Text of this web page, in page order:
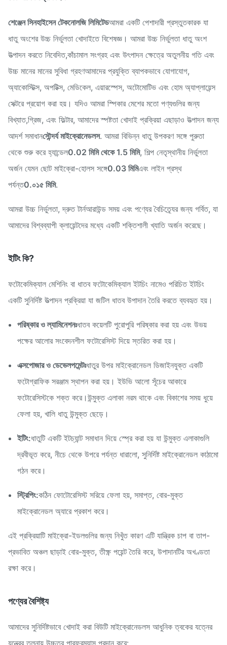
শেঞ্জেন সিনহাইসেন টেকনোলজি লিমিটেডআমরা একটি পেশাদারী প্রস্তুতকারক যা
ধাতু অংশের উচ্চ নির্ভুলতা খোদাইতে বিশেষজ্ঞ। আমরা উচ্চ নির্ভুলতা ধাতু অংশ
উত্পাদন করতে নিবেদিত,কাঁচামাল সংগ্রহ এবং উৎপাদন ক্ষেত্রে অতুলনীয় গতি এবং
উচ্চ মানের মানের সুবিধা গ্রহণআমাদের প্রযুক্তি ব্যাপকভাবে যোগাযোগ,
অ্যাকোস্টিক্স, অপটিক্স, মেডিকেল, এয়ারস্পেস, অটোমোটিভ এবং হোম অ্যাপ্লায়েন্স
সেক্টরে প্রয়োগ করা হয়। যদিও আমরা স্পিকার মেশের মতো পণ্যগুলির জন্য
বিখ্যাত,গ্রিজ, এবং ফিল্টার, আমাদের স্পষ্টতা খোদাই প্রক্রিয়া এছাড়াও উত্পাদন জন্য
আদর্শ সমাধানসৌন্দর্য মাইক্রোনেডলস. আমরা বিভিন্ন ধাতু উপকরণ সঙ্গে পুরুতা
থেকে শুরু করে হ্যান্ডেল0.02 মিমি থেকে 1.5 মিমি, শিল্প নেতৃস্থানীয় নির্ভুলতা
অর্জন যেমন ছোট মাইক্রো-হোলস সঙ্গে0.03 মিমিএবং লাইন প্রস্থ
পর্যন্ত0.০১৫ মিমি.
আমরা উচ্চ নির্ভুলতা, দ্রুত টার্নআরাউন্ড সময় এবং পণ্যের বৈচিত্র্যের জন্য গর্বিত, যা
আমাদের বিশ্বব্যাপী ক্লায়েন্টদের মধ্যে একটি শক্তিশালী খ্যাতি অর্জন করেছে।
ইটিং কি?
ফটোকেমিক্যাল মেশিনিং বা ধাতব ফটোকেমিক্যাল ইটচিং নামেও পরিচিত ইটচিং
একটি সুনির্দিষ্ট উত্পাদন প্রক্রিয়া যা জটিল ধাতব উপাদান তৈরি করতে ব্যবহৃত হয়।
পরিষ্কার ও ল্যামিনেশনঃধাতব কয়েলটি পুরোপুরি পরিষ্কার করা হয় এবং উভয়
পক্ষের আলোর সংবেদনশীল ফটোরেসিস্ট দিয়ে স্তরিত করা হয়।
এক্সপোজার ও ডেভেলপমেন্টঃধাতুর উপর মাইক্রোনেডল ডিজাইনযুক্ত একটি
ফটোগ্রাফিক সরঞ্জাম স্থাপন করা হয়। ইউভি আলো সূঁচের আকারে
ফটোরেসিস্টকে শক্ত করে।উন্মুক্ত এলাকা নরম থাকে এবং বিকাশের সময় ধুয়ে
ফেলা হয়, খালি ধাতু উন্মুক্ত ছেড়ে।
ইটিং:ধাতুটি একটি ইটচ্যান্ট সমাধান দিয়ে স্প্রে করা হয় যা উন্মুক্ত এলাকাগুলি
দ্রবীভূত করে, নীচে থেকে উপরে পর্যন্ত ধারালো, সুনির্দিষ্ট মাইক্রোনেডল কাঠামো
গঠন করে।
স্ট্রিপিং:কঠিন ফোটোরেসিস্ট সরিয়ে ফেলা হয়, সমাপ্ত, বোর-মুক্ত
মাইক্রোনেডল অ্যারে প্রকাশ করে।
এই প্রক্রিয়াটি মাইক্রো-ইডলগুলির জন্য নিখুঁত কারণ এটি যান্ত্রিক চাপ বা তাপ-
প্রভাবিত অঞ্চল ছাড়াই বোর-মুক্ত, তীক্ষ্ণ পয়েন্ট তৈরি করে, উপাদানটির অখণ্ডতা
রক্ষা করে।
পণ্যের বৈশিষ্ট্য
আমাদের সুনির্দিষ্টভাবে খোদাই করা বিউটি মাইক্রোনেডলস আধুনিক ত্বকের যত্নের
যন্ত্রের তুলনায় উচ্চতর পারফরম্যান্স প্রদান করে: